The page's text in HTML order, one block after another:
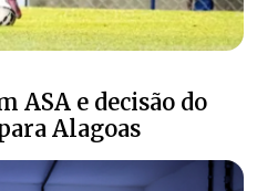
ASA e decisão do
Alagoas